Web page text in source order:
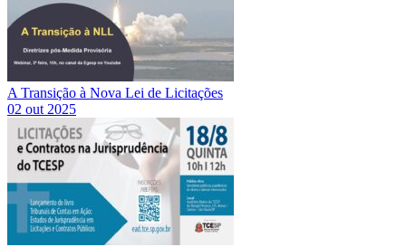
A Transição à Nova Lei de Licitações
02 out 2025